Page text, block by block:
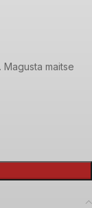
Magusta maitse